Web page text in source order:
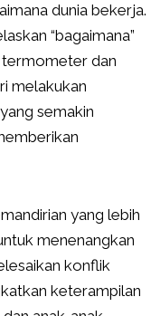
dunia bekerja.
“bagaimana”
termometer dan
melakukan
semakin
yang lebih
menenangkan
konflik
keterampilan